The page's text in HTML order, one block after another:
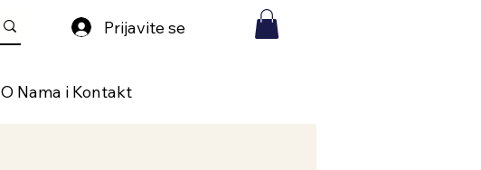
Prijavite se
O Nama i Kontakt